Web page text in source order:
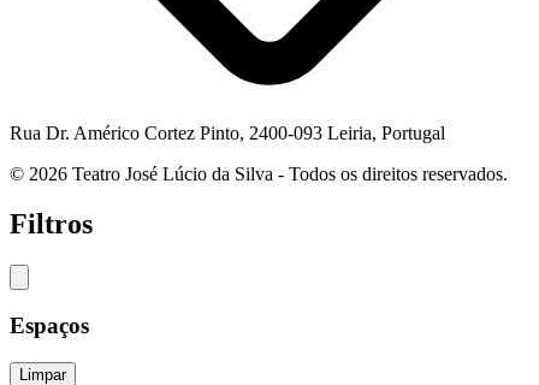
Rua Dr. Américo Cortez Pinto, 2400-093 Leiria, Portugal
© 2026 Teatro José Lúcio da Silva - Todos os direitos reservados.
Filtros
Espaços
Limpar